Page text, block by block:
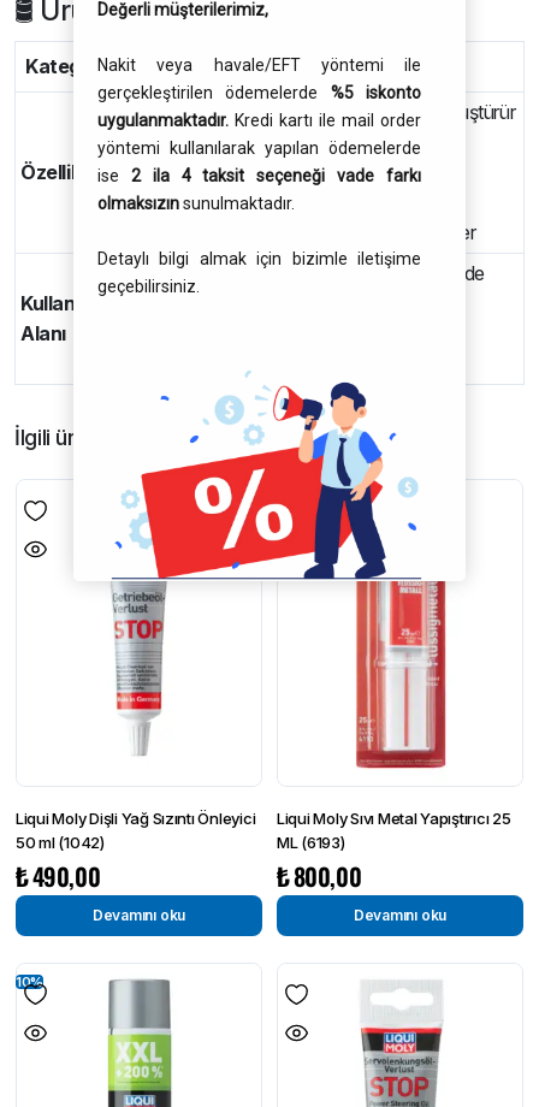
🛢 Ürün Spesifikasyonları & Onaylar
Kategori Onaylar / Uygulama
Özellikler
Kireci kimyasal olarak zararsız hale dönüştürür
Kurum, gres ve yağı çözer
Çamursu birikintileri dağıtır
Antifrizlerle uyumludur
Asit ve baz içermez, asitleri nötralize eder
Kullanım
Alanı
Tüm soğutma suyu ve ısıtma sistemlerinde
İlgili ürünler
Liqui Moly Dişli Yağ Sızıntı Önleyici
50 ml (1042)
₺490,00
Devamını oku
Liqui Moly Sıvı Metal Yapıştırıcı 25
ML (6193)
₺800,00
Devamını oku
10%
Değerli müşterilerimiz,
Nakit veya havale/EFT yöntemi ile
gerçekleştirilen ödemelerde %5 iskonto
uygulanmaktadır. Kredi kartı ile mail order
yöntemi kullanılarak yapılan ödemelerde
ise 2 ila 4 taksit seçeneği vade farkı
olmaksızınsunulmaktadır.
Detaylı bilgi almak için bizimle iletişime
geçebilirsiniz.